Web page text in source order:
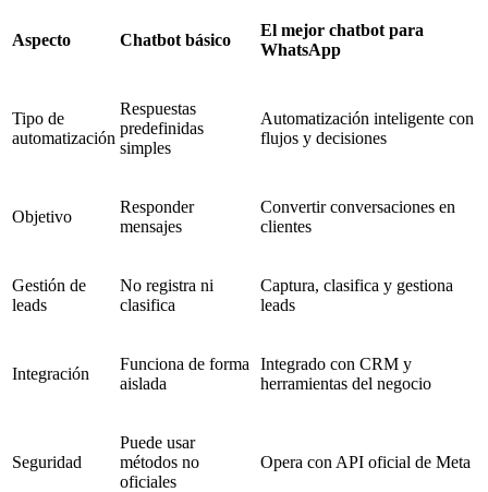
Aspecto Chatbot básico
El mejor chatbot para
WhatsApp
Tipo de
automatización
Respuestas
predefinidas
simples
Automatización inteligente con
flujos y decisiones
Objetivo
Responder
mensajes
Convertir conversaciones en
clientes
Gestión de
leads
No registra ni
clasifica
Captura, clasifica y gestiona
leads
Integración
Funciona de forma
aislada
Integrado con CRM y
herramientas del negocio
Seguridad
Puede usar
métodos no
oficiales
Opera con API oficial de Meta